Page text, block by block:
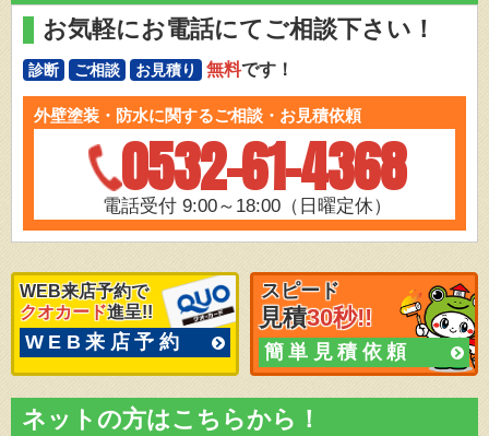
お気軽にお電話にてご相談下さい！
診断 ご相談 お見積り 無料です！
外壁塗装・防水に関するご相談・お見積依頼
0532-61-4368
電話受付 9:00～18:00（日曜定休）
WEB来店予約で
クオカード進呈!!
WEB来店予約
スピード
見積30秒!!
簡単見積依頼
ネットの方はこちらから！